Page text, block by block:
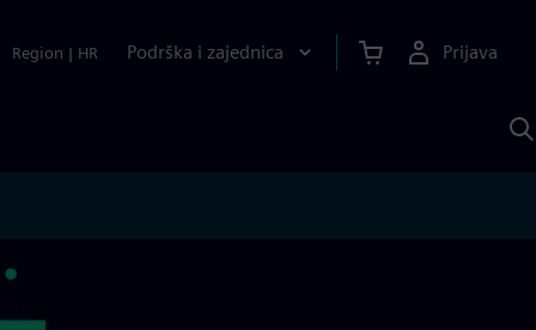
Region | HR Podrška i zajednica
Prijava